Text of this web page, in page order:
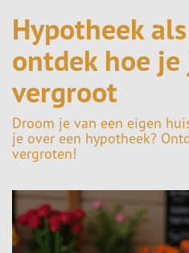
Hypotheek
ontdek hoe je
vergroot
Droom je van een eigen
je over een hypotheek?
vergroten!